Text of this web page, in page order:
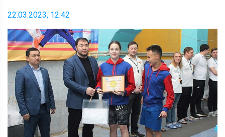
22.03.2023, 12:42